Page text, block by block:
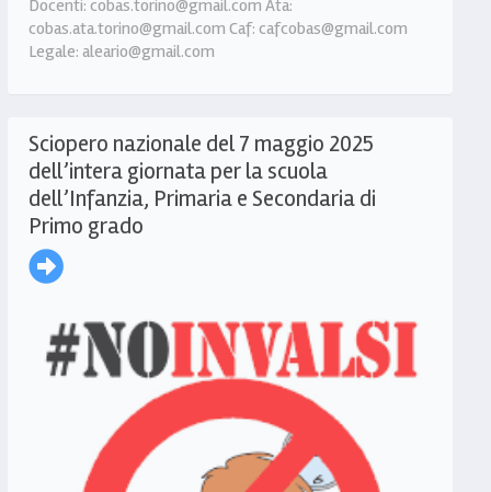
Docenti: cobas.torino@gmail.com Ata:
cobas.ata.torino@gmail.com Caf: cafcobas@gmail.com
Legale: aleario@gmail.com
Sciopero nazionale del 7 maggio 2025
dell’intera giornata per la scuola
dell’Infanzia, Primaria e Secondaria di
Primo grado